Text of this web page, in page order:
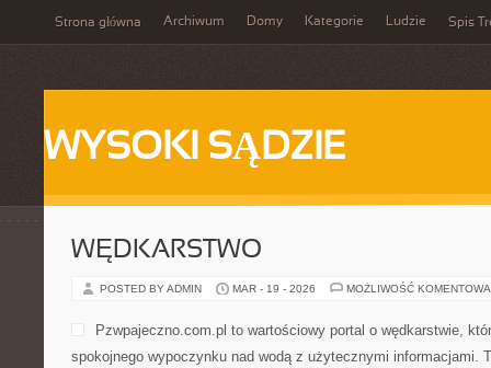
Strona główna Archiwum Domy Kategorie Ludzie Spis
WYSOKI SĄDZIE
WĘDKARSTWO
POSTED BY ADMIN MAR - 19 - 2026 MOŻLIWOŚĆ
Pzwpajeczno.com.pl to wartościowy portal o wędkarstwie,
spokojnego wypoczynku nad wodą z użytecznymi informacjami.